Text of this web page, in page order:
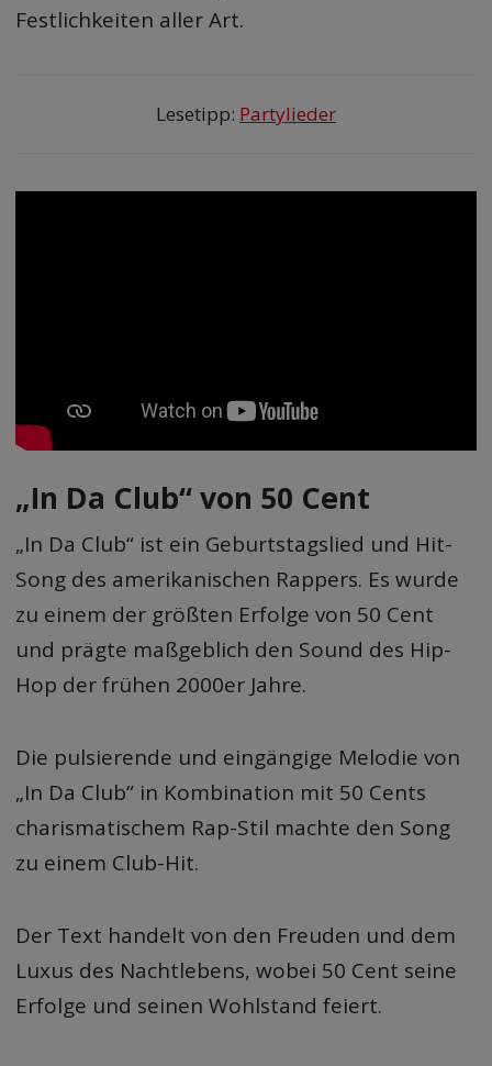
Festlichkeiten aller Art.
Lesetipp: Partylieder
„In Da Club“ von 50 Cent
„In Da Club“ ist ein Geburtstagslied und Hit-
Song des amerikanischen Rappers. Es wurde
zu einem der größten Erfolge von 50 Cent
und prägte maßgeblich den Sound des Hip-
Hop der frühen 2000er Jahre.
Die pulsierende und eingängige Melodie von
„In Da Club“ in Kombination mit 50 Cents
charismatischem Rap-Stil machte den Song
zu einem Club-Hit.
Der Text handelt von den Freuden und dem
Luxus des Nachtlebens, wobei 50 Cent seine
Erfolge und seinen Wohlstand feiert.